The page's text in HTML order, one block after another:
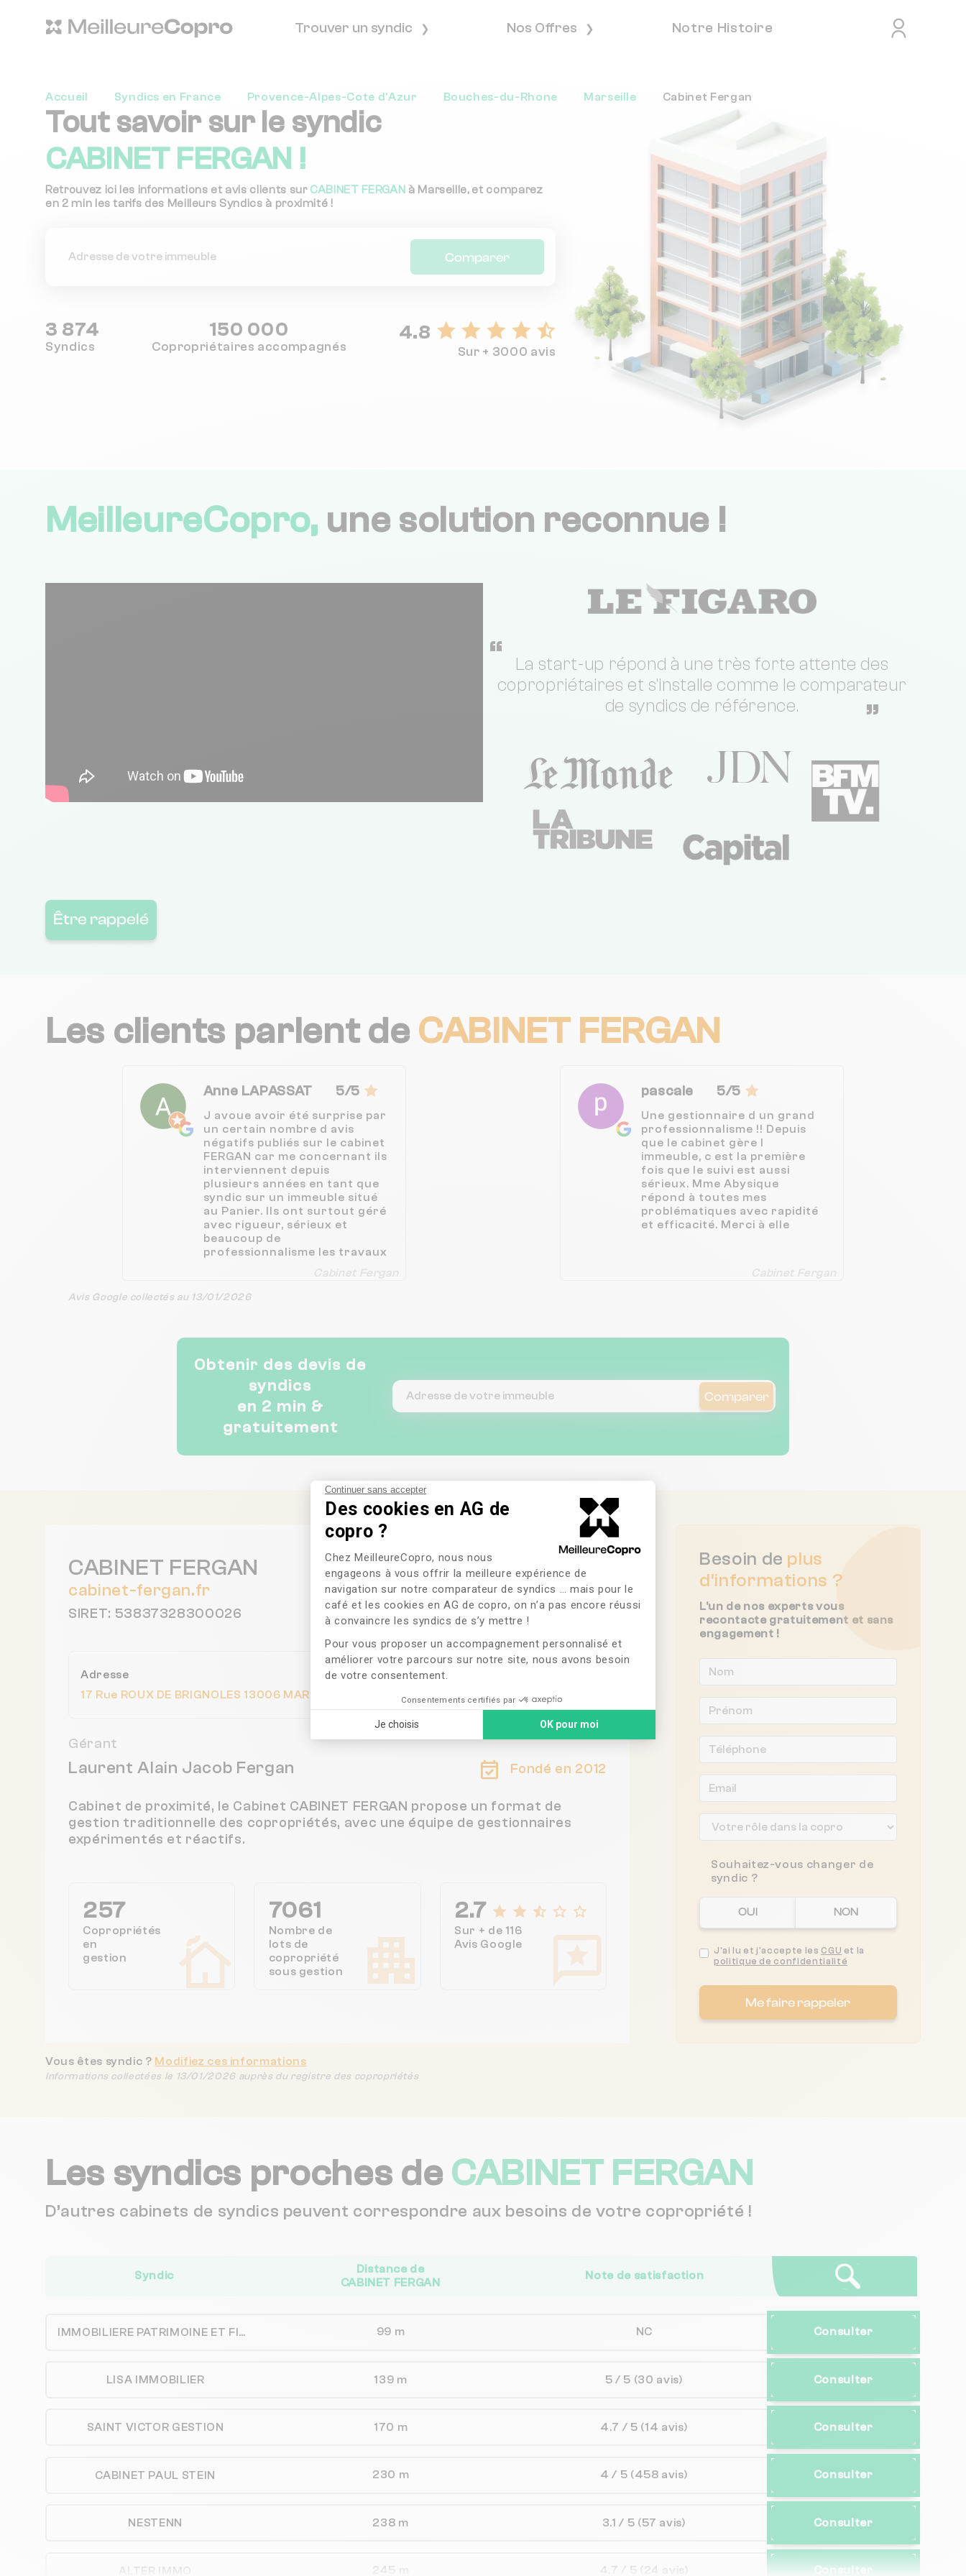
Continuer sans accepter
Des cookies en AG de
copro ?
Plateforme de Gestion du Consentement : Personnalisez vos Options
Chez MeilleureCopro, nous nous
engageons à vous offrir la meilleure expérience de
navigation sur notre comparateur de syndics … mais pour le
café et les cookies en AG de copro, on n’a pas encore réussi
à convaincre les syndics de s’y mettre !
Pour vous proposer un accompagnement personnalisé et
améliorer votre parcours sur notre site, nous avons besoin
de votre consentement.
Consentements certifiés par
Je choisis OK pour moi
Axeptio consent
Trouver un syndic Nos Offres Notre Histoire
Accueil Syndics en France Provence-Alpes-Cote d'Azur Bouches-du-Rhone Marseille Cabinet Fergan
Tout savoir sur le syndic
CABINET FERGAN !
Retrouvez ici les informations et avis clients sur CABINET FERGAN à Marseille, et comparez
en 2 min les tarifs des Meilleurs Syndics à proximité !
Comparer
3 874
Syndics
150 000
Copropriétaires accompagnés
4.8
Sur + 3000 avis
MeilleureCopro, une solution reconnue !
“
La start-up répond à une très forte attente des
copropriétaires et s'installe comme le comparateur
de syndics de référence.
”
Être rappelé
Les clients parlent de CABINET FERGAN
Anne LAPASSAT 5/5
J avoue avoir été surprise par
un certain nombre d avis
négatifs publiés sur le cabinet
FERGAN car me concernant ils
interviennent depuis
plusieurs années en tant que
syndic sur un immeuble situé
au Panier. Ils ont surtout géré
avec rigueur, sérieux et
beaucoup de
professionnalisme les travaux
qui viennent d être levés. Je
tenais tout particulièrement à
compliquées.....encore merci !
Cabinet Fergan
pascale 5/5
Une gestionnaire d un grand
professionnalisme !! Depuis
que le cabinet gère l
immeuble, c est la première
fois que le suivi est aussi
sérieux. Mme Abysique
répond à toutes mes
problématiques avec rapidité
et efficacité. Merci à elle
Cabinet Fergan
Avis Google collectés au 13/01/2026
Obtenir des devis de
syndics
en 2 min &
gratuitement
Comparer
CABINET FERGAN
cabinet-fergan.fr
SIRET: 53837328300026
Adresse
17 Rue ROUX DE BRIGNOLES 13006 MARSEILLE, France
Gérant
Laurent Alain Jacob Fergan Fondé en 2012
Cabinet de proximité, le Cabinet CABINET FERGAN propose un format de
gestion traditionnelle des copropriétés, avec une équipe de gestionnaires
expérimentés et réactifs.
257
Copropriétés
en
gestion
7061
Nombre de
lots de
copropriété
sous gestion
2.7
Sur + de 116
Avis Google
Besoin de plus
d'informations ?
L'un de nos experts vous
recontacte gratuitement et sans
engagement !
Souhaitez-vous changer de
syndic ?
OUI NON
J'ai lu et j'accepte les CGU et la
politique de confidentialité
Me faire rappeler
Vous êtes syndic ? Modifiez ces informations
Informations collectées le 13/01/2026 auprès du registre des copropriétés
Les syndics proches de CABINET FERGAN
D’autres cabinets de syndics peuvent correspondre aux besoins de votre copropriété !
Syndic
Distance de
CABINET FERGAN
Note de satisfaction
IMMOBILIERE PATRIMOINE ET FINANCES - I.P.F SYNEO - SYNEO 99 m NC Consulter
LISA IMMOBILIER 139 m 5 / 5 (30 avis) Consulter
SAINT VICTOR GESTION 170 m 4.7 / 5 (14 avis) Consulter
CABINET PAUL STEIN 230 m 4 / 5 (458 avis) Consulter
NESTENN 238 m 3.1 / 5 (57 avis) Consulter
ALTER IMMO 245 m 4.7 / 5 (24 avis) Consulter